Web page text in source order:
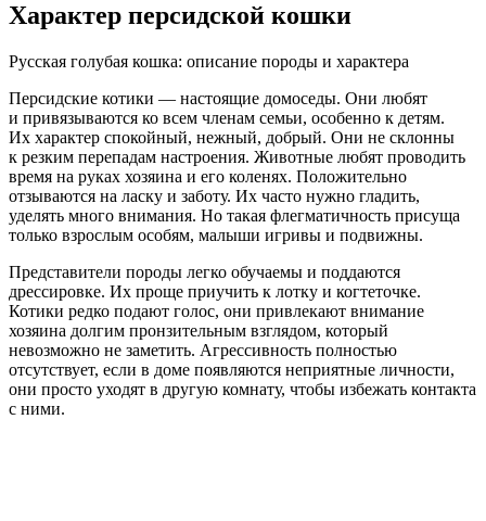
Характер персидской кошки
Русская голубая кошка: описание породы и характера
Персидские котики — настоящие домоседы. Они любят
и привязываются ко всем членам семьи, особенно к детям.
Их характер спокойный, нежный, добрый. Они не склонны
к резким перепадам настроения. Животные любят проводить
время на руках хозяина и его коленях. Положительно
отзываются на ласку и заботу. Их часто нужно гладить,
уделять много внимания. Но такая флегматичность присуща
только взрослым особям, малыши игривы и подвижны.
Представители породы легко обучаемы и поддаются
дрессировке. Их проще приучить к лотку и когтеточке.
Котики редко подают голос, они привлекают внимание
хозяина долгим пронзительным взглядом, который
невозможно не заметить. Агрессивность полностью
отсутствует, если в доме появляются неприятные личности,
они просто уходят в другую комнату, чтобы избежать контакта
с ними.